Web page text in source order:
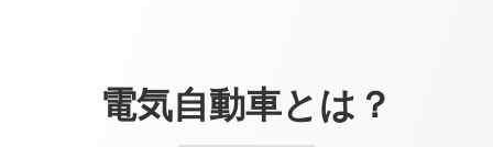
電気自動車とは？